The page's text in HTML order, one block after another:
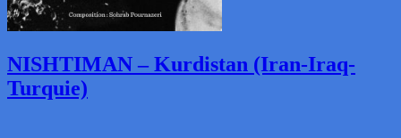
NISHTIMAN – Kurdistan (Iran-Iraq-
Turquie)